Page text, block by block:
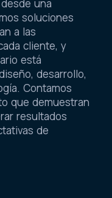
una
soluciones
a las
cliente, y
está
desarrollo,
Contamos
que demuestran
resultados
de